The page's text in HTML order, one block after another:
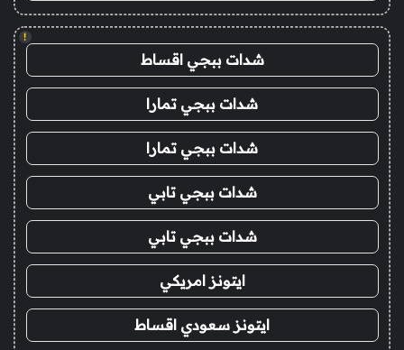
!
شدات ببجي اقساط
شدات ببجي تمارا
شدات ببجي تمارا
شدات ببجي تابي
شدات ببجي تابي
ايتونز امريكي
ايتونز سعودي اقساط